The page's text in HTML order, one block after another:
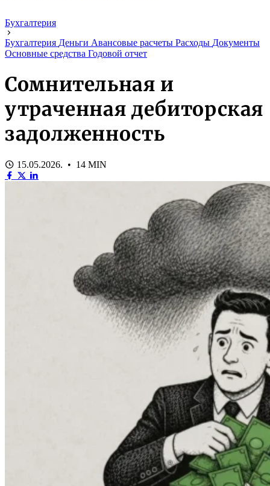
Бухгалтерия
Бухгалтерия Деньги Авансовые расчеты Расходы Документы
Основные средства Годовой отчет
Сомнительная и
утраченная дебиторская
задолженность
15.05.2026. • 14 MIN